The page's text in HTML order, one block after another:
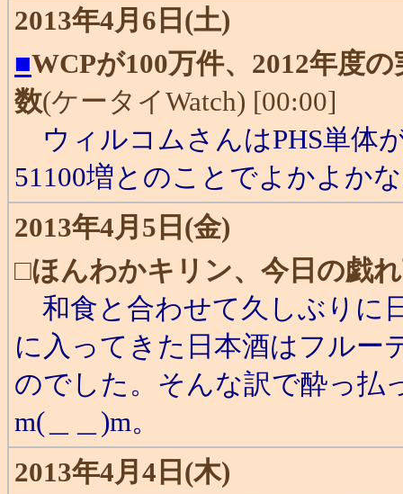
2013年4月6日(土)
■WCPが100万件、2012年度
数(ケータイWatch) [00:00]
ウィルコムさんはPHS単体
51100増とのことでよかよか
2013年4月5日(金)
□ほんわかキリン、今日の戯
和食と合わせて久しぶりに
に入ってきた日本酒はフルー
のでした。そんな訳で酔っ払
m(＿＿)m。
2013年4月4日(木)